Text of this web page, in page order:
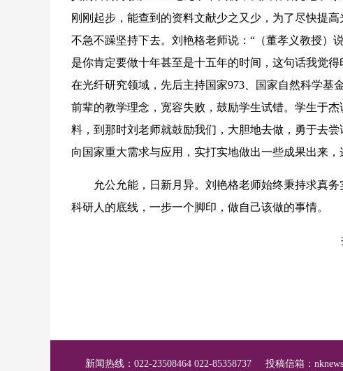
刚刚起步，能查到的资料文献少之又少，为了尽快提
不急不躁坚持下去。刘艳格老师说：“（董孝义教授）
是你肯定要做十年甚至是十五年的时间，这句话我觉
在光纤研究领域，先后主持国家973、国家自然科学基
前辈的教学理念，宽容失败，鼓励学生试错。学生于
料，到那时刘老师就鼓励我们，大胆地去做，勇于去
向国家重大需求与应用，实打实地做出一些成果出来，
允公允能，日新月异。刘艳格老师始终秉持求真务
科研人的底线，一步一个脚印，做自己该做的事情。
新闻热线：022-23508464 022-85358737 投稿信箱：